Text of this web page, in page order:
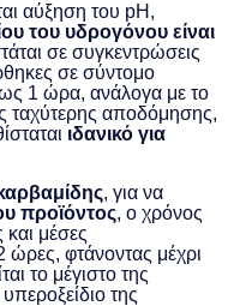
αύξηση του pH,
του υδρογόνου είναι
σε συγκεντρώσεις
σε σύντομο
1 ώρα, ανάλογα με το
ταχύτερης αποδόμησης,
ιδανικό για
, για να
προϊόντος, ο χρόνος
μέσες
ώρες, φτάνοντας μέχρι
το μέγιστο της
της